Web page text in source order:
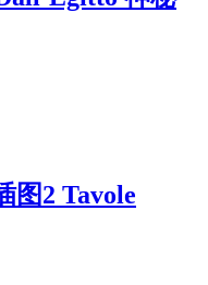
图2 Tavole